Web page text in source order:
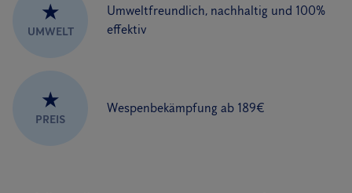
★
UMWELT
Umweltfreundlich, nachhaltig und 100%
effektiv
★
PREIS
Wespenbekämpfung ab 189€